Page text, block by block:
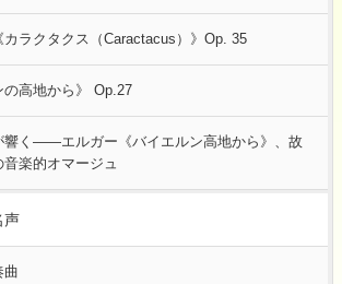
カラクタクス（Caractacus）》Op. 35
の高地から》 Op.27
響く――エルガー《バイエルン高地から》、故
楽的オマージュ
声
曲